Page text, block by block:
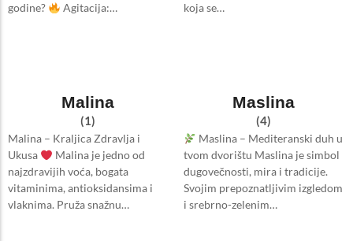
godine?
Agitacija:…
koja se…
Malina
(1)
Malina – Kraljica Zdravlja i
Ukusa
Malina je jedno od
najzdravijih voća, bogata
vitaminima, antioksidansima i
vlaknima. Pruža snažnu…
Maslina
(4)
Maslina – Mediteranski duh u
tvom dvorištu Maslina je simbol
dugovečnosti, mira i tradicije.
Svojim prepoznatljivim izgledom
i srebrno-zelenim…